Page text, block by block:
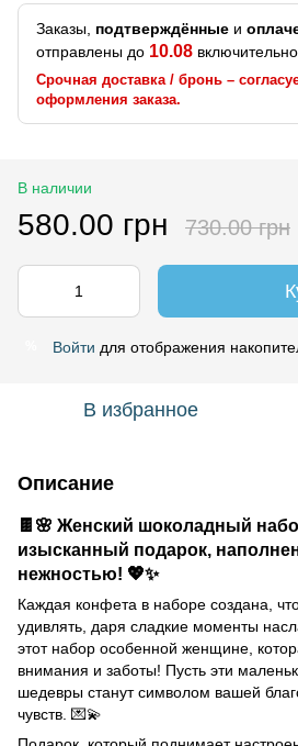
Заказы, подтверждённые и
отправлены до 10.08 включительно
Срочная доставка / бронь –
оформления заказа.
В наличии
580.00 грн 730.00 грн
Войти для отображения
В избранное
Описание
🍫🌸 Женский шоколадный
изысканный подарок,
нежностью! 💖✨
Каждая конфета в наборе создана,
удивлять, даря сладкие моменты
этот набор особенной женщине,
внимания и заботы! Пусть эти
шедевры станут символом вашей
чувств. 💌💫